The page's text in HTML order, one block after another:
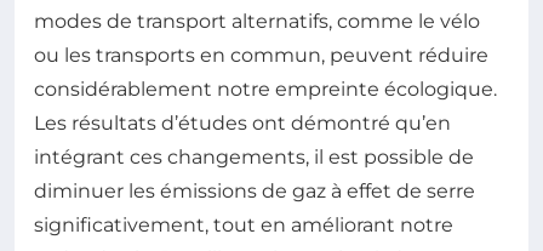
modes de transport alternatifs, comme le vélo
ou les transports en commun, peuvent réduire
considérablement notre empreinte écologique.
Les résultats d’études ont démontré qu’en
intégrant ces changements, il est possible de
diminuer les émissions de gaz à effet de serre
significativement, tout en améliorant notre